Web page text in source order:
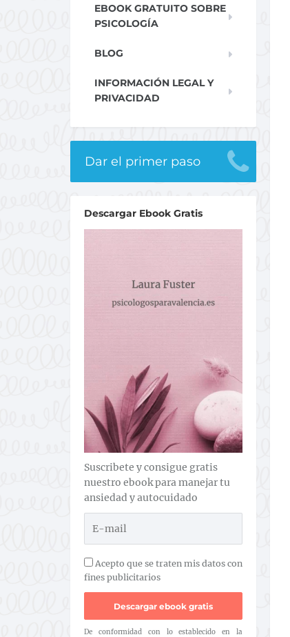
EBOOK GRATUITO SOBRE
PSICOLOGÍA
BLOG
INFORMACIÓN LEGAL Y
PRIVACIDAD
Dar el primer paso
Descargar Ebook Gratis
Suscribete y consigue gratis
nuestro ebook para manejar tu
ansiedad y autocuidado
Acepto que se traten mis datos con
fines publicitarios
De conformidad con lo establecido en la